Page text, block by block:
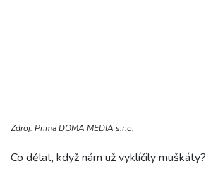
Zdroj: Prima DOMA MEDIA s.r.o.
Co dělat, když nám už vyklíčily muškáty?